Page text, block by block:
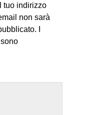
Il tuo indirizzo
non sarà